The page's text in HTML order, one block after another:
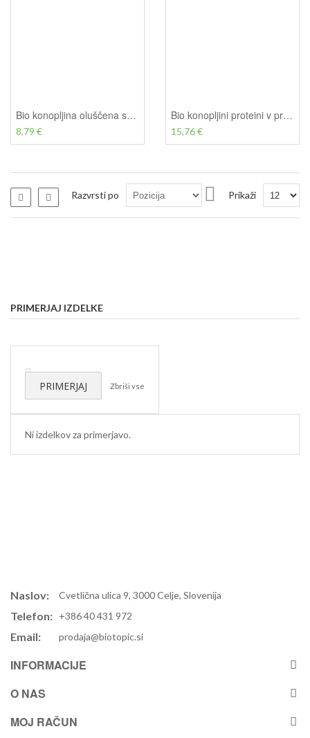
Bio konopljina oluščena semena - BioLUX, 300 g
8,79 €
Bio konopljini proteini v prahu iz jedilne konoplje - BioLUX, 500 g
15,76 €
Seznam SeznamRazvrsti po
Nastavi
smer
Prikaži
PRIMERJAJ IZDELKE
Odstrani
izdelek
PRIMERJAJ Zbriši vse
Ni izdelkov za primerjavo.
Naslov: Cvetlična ulica 9, 3000 Celje, Slovenija
Telefon: +386 40 431 972
Email: prodaja@biotopic.si
INFORMACIJE
O NAS
MOJ RAČUN